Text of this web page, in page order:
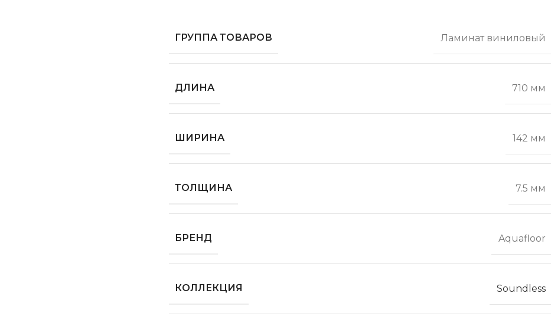
ГРУППА ТОВАРОВ Ламинат виниловый
ДЛИНА 710 мм
ШИРИНА 142 мм
ТОЛЩИНА 7.5 мм
БРЕНД Aquafloor
КОЛЛЕКЦИЯ Soundless